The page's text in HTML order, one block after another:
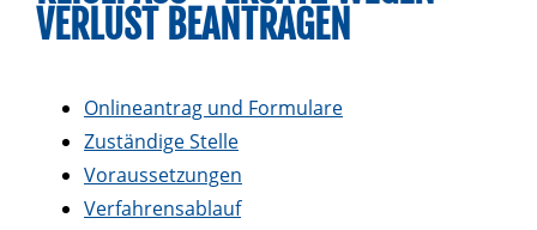
VERLUST BEANTRAGEN
Onlineantrag und Formulare
Zuständige Stelle
Voraussetzungen
Verfahrensablauf